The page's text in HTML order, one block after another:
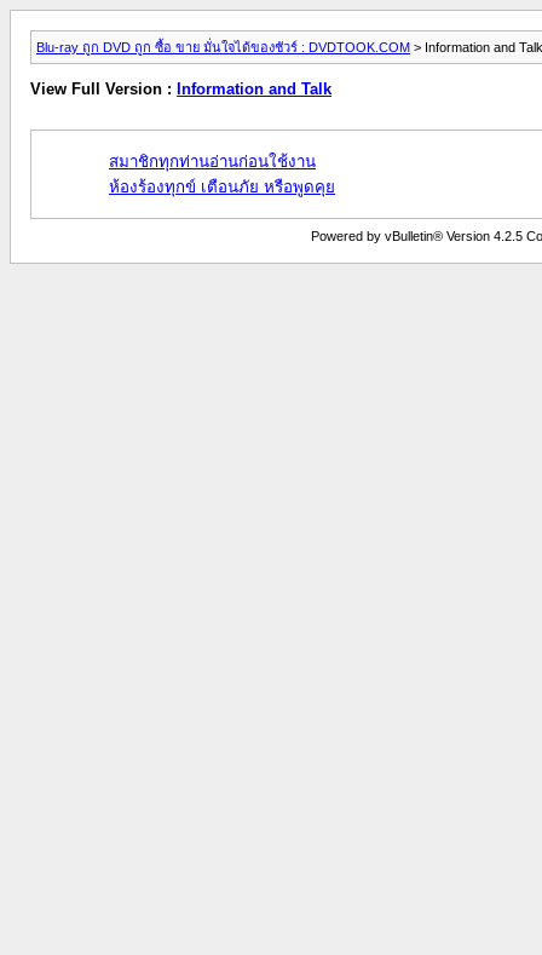
Blu-ray ถูก DVD ถูก ซื้อ ขาย มั่นใจได้ของชัวร์ : DVDTOOK.COM > Information and Talk
View Full Version : Information and Talk
สมาชิกทุกท่านอ่านก่อนใช้งาน
ห้องร้องทุกข์ เตือนภัย หรือพูดคุย
Powered by vBulletin® Version 4.2.5